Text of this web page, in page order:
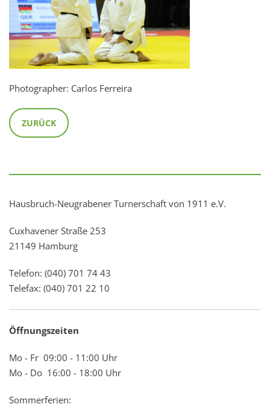
Photographer: Carlos Ferreira
ZURÜCK
Hausbruch-Neugrabener Turnerschaft von 1911 e.V.
Cuxhavener Straße 253
21149 Hamburg
Telefon: (040) 701 74 43
Telefax: (040) 701 22 10
Öffnungszeiten
Mo - Fr 09:00 - 11:00 Uhr
Mo - Do 16:00 - 18:00 Uhr
Sommerferien: